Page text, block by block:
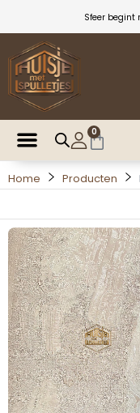
inhoud
Sfeer begint
0
Home Producten